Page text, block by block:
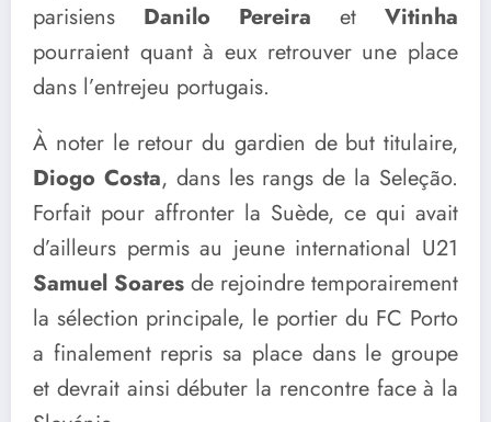
parisiens Danilo Pereira et Vitinha
pourraient quant à eux retrouver une place
dans l’entrejeu portugais.
À noter le retour du gardien de but titulaire,
Diogo Costa, dans les rangs de la Seleção.
Forfait pour affronter la Suède, ce qui avait
d’ailleurs permis au jeune international U21
Samuel Soares de rejoindre temporairement
la sélection principale, le portier du FC Porto
a finalement repris sa place dans le groupe
et devrait ainsi débuter la rencontre face à la